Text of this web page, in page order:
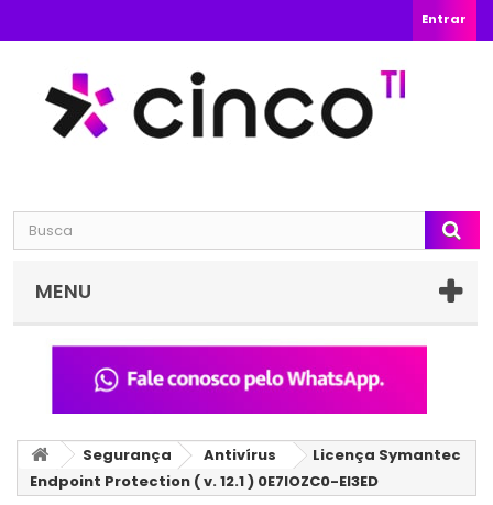
Entrar
MENU
Segurança Antivírus
Licença Symantec
Endpoint Protection ( v. 12.1 ) 0E7IOZC0-EI3ED